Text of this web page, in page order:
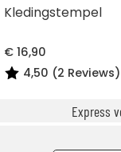
Kledingstempel
€ 16,90
4,50 (2 Reviews)
Express